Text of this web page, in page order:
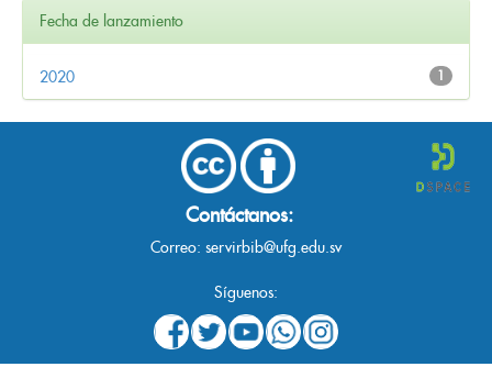
Fecha de lanzamiento
1
2020
Contáctanos:
Correo: servirbib@ufg.edu.sv
Síguenos: